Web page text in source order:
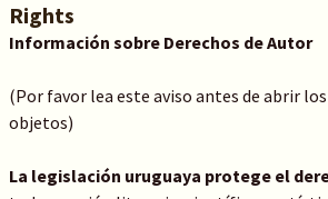
Rights
Información sobre Derechos de Autor
(Por favor lea este aviso antes de abrir
objetos)
La legislación uruguaya protege el